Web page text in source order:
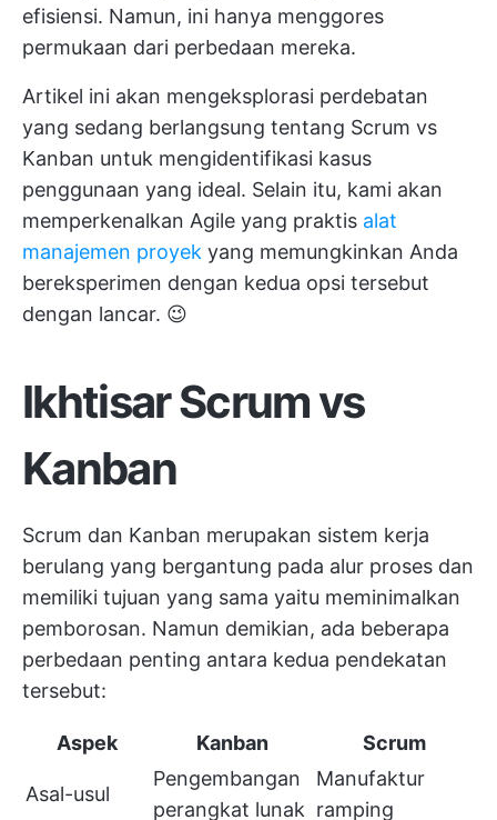
efisiensi. Namun, ini hanya menggores
permukaan dari perbedaan mereka.
Artikel ini akan mengeksplorasi perdebatan
yang sedang berlangsung tentang Scrum vs
Kanban untuk mengidentifikasi kasus
penggunaan yang ideal. Selain itu, kami akan
memperkenalkan Agile yang praktis alat
manajemen proyek yang memungkinkan Anda
bereksperimen dengan kedua opsi tersebut
dengan lancar. 😉
Ikhtisar Scrum vs
Kanban
Scrum dan Kanban merupakan sistem kerja
berulang yang bergantung pada alur proses dan
memiliki tujuan yang sama yaitu meminimalkan
pemborosan. Namun demikian, ada beberapa
perbedaan penting antara kedua pendekatan
tersebut:
Aspek Kanban Scrum
Asal-usul
Pengembangan
perangkat lunak
Manufaktur
ramping